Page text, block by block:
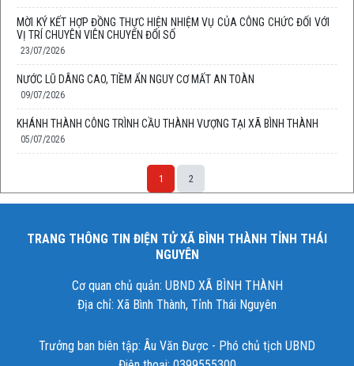
MỜI KÝ KẾT HỢP ĐỒNG THỰC HIỆN NHIỆM VỤ CỦA CÔNG CHỨC ĐỐI VỚI
VỊ TRÍ CHUYÊN VIÊN CHUYỂN ĐỔI SỐ
23/07/2026
NƯỚC LŨ DÂNG CAO, TIỀM ẨN NGUY CƠ MẤT AN TOÀN
09/07/2026
KHÁNH THÀNH CÔNG TRÌNH CẦU THÀNH VƯỢNG TẠI XÃ BÌNH THÀNH
05/07/2026
1 2
TRANG THÔNG TIN ĐIỆN TỬ XÃ BÌNH THÀNH TỈNH THÁI
NGUYÊN
Cơ quan chủ quản: UBND XÃ BÌNH THÀNH
Địa chỉ: Xã Bình Thành, Tỉnh Thái Nguyên
Trưởng ban biên tập: Âu Văn Được - Phó chủ tịch UBND